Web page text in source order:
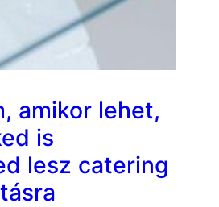
amikor lehet,
is
lesz catering